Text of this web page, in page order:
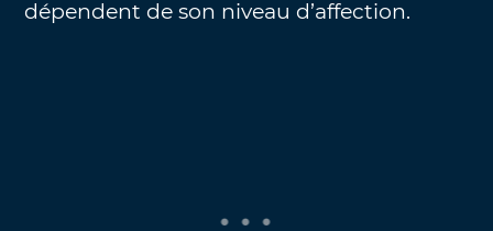
dépendent de son niveau d’affection.